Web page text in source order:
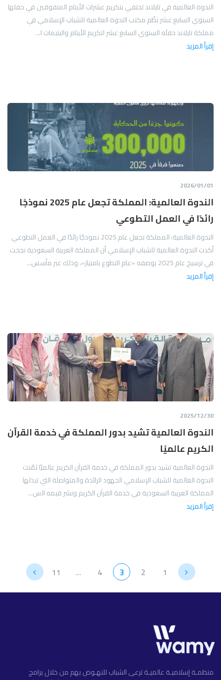
الندوة العالمية في تايلاند تحتفي بتكريم عشرات الأيتام المتفوقين في حفلها
السنوي السابع عشر نظّم مكتب الندوة العالمية للشباب الإسلامي في
مملكة تايلاند حفلَه السنوي السابع عشر لتكريم الأيتام واليتيمات ا...
إقرأ المزيد
الندوة العالمية: المملكة تجعل عام 2025 نموذجًا
رائدًا في العمل التطوعي
الندوة العالمية: المملكة تجعل عام 2025 نموذجًا رائدًا في العمل التطوعي
أكدت الندوة العالمية للشباب الإسلامي أن المملكة العربية السعودية نجحت
في ترسيخ عام 2025 بوصفه «عام التطوع بامتياز»، وذلك عبر مأسس...
01‏/01‏/2026
إقرأ المزيد
الندوة العالمية تشيد بدور المملكة في خدمة القرآن
الكريم عالميًا
الندوة العالمية تشيد بدور المملكة في خدمة القرآن الكريم عالميًا ثمّنت
الندوة العالمية للشباب الإسلامي الجهود الرائدة والمتواصلة التي تبذلها
المملكة العربية السعودية في خدمة القرآن الكريم ونشر قيمه الس...
30‏/12‏/2025
إقرأ المزيد
1
2
3
4
…
11
منظمـة إسلاميـة عالميـة ترعى الشباب للنهـوض بهم من خلال برامج